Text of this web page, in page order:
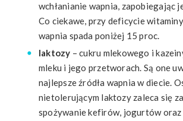
wchłanianie wapnia, zapobiegając
Co ciekawe, przy deficycie
wapnia spada poniżej 15 proc.
laktozy – cukru mlekowego i
mleku i jego przetworach. Są one
najlepsze źródła wapnia w diecie.
nietolerującym laktozy zaleca się
spożywanie kefirów, jogurtów